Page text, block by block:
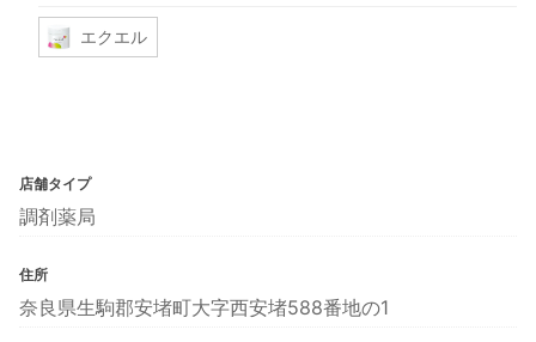
エクエル
店舗タイプ
調剤薬局
住所
奈良県生駒郡安堵町大字西安堵588番地の1